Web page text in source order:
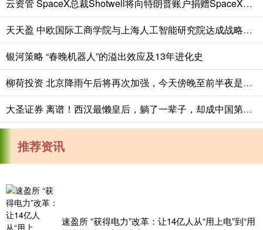
云资管 SpaceX总裁Shotwell将向特朗普账户捐赠SpaceX股票
天天盈 中欧国际工商学院与上海人工智能研究院达成战略合作
银河策略 “春晚机器人”的溢出效应及13年进化史
柳荷投资 北京降雨午后将再次加强，今天傍晚至前半夜是降雨最大时段
大圣证券 离谱！西汉最懒皇后，躺了一辈子，却成中国第一位太皇太后
推荐资讯
速盈所 “获得电力”改革：让14亿人从“用上电”到“用